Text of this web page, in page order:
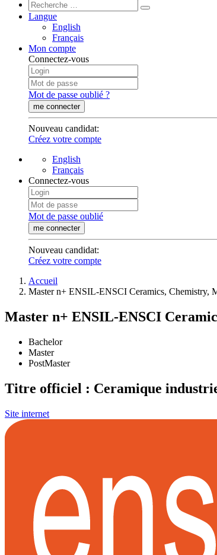
Langue
English
Français
Mon compte
Connectez-vous
Mot de passe oublié ?
me connecter
Nouveau candidat:
Créez votre compte
English
Français
Connectez-vous
Mot de passe oublié
me connecter
Nouveau candidat:
Créez votre compte
Accueil
Master n+ ENSIL-ENSCI Ceramics, Chemistry,
Master n+ ENSIL-ENSCI
Bachelor
Master
PostMaster
Titre officiel : Ceramique
Site internet